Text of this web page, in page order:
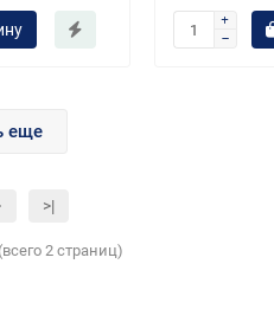
еще
>|
2 страниц)